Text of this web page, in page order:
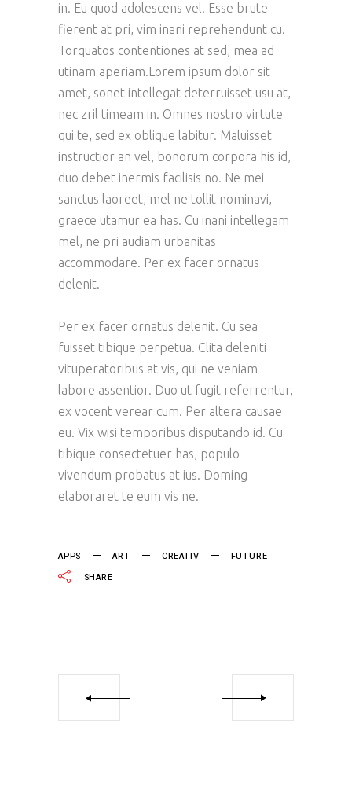
in. Eu quod adolescens vel. Esse brute
fierent at pri, vim inani reprehendunt cu.
Torquatos contentiones at sed, mea ad
utinam aperiam.Lorem ipsum dolor sit
amet, sonet intellegat deterruisset usu at,
nec zril timeam in. Omnes nostro virtute
qui te, sed ex oblique labitur. Maluisset
instructior an vel, bonorum corpora his id,
duo debet inermis facilisis no. Ne mei
sanctus laoreet, mel ne tollit nominavi,
graece utamur ea has. Cu inani intellegam
mel, ne pri audiam urbanitas
accommodare. Per ex facer ornatus
delenit.
Per ex facer ornatus delenit. Cu sea
fuisset tibique perpetua. Clita deleniti
vituperatoribus at vis, qui ne veniam
labore assentior. Duo ut fugit referrentur,
ex vocent verear cum. Per altera causae
eu. Vix wisi temporibus disputando id. Cu
tibique consectetuer has, populo
vivendum probatus at ius. Doming
elaboraret te eum vis ne.
APPS ART CREATIV
FUTURE
SHARE